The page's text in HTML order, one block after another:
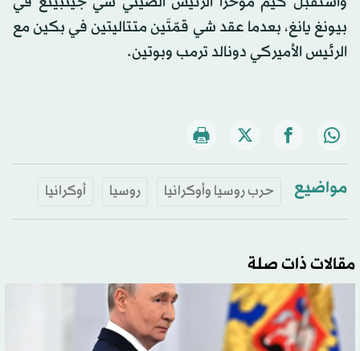
بيونغ يانغ، بعدما عقد شي قمّتَين متتاليتين في بكين مع
الرئيس الأميركي دونالد ترمب وبوتين.
مواضيع حرب روسيا وأوكرانيا روسيا أوكرانيا
مقالات ذات صلة